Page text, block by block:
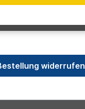
widerrufen